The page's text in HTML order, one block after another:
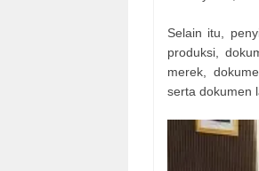
Selain itu,
produksi,
merek,
serta dokumen